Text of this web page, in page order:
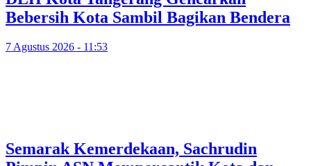
Bebersih Kota Sambil Bagikan Bendera
7 Agustus 2026 - 11:53
Semarak Kemerdekaan, Sachrudin